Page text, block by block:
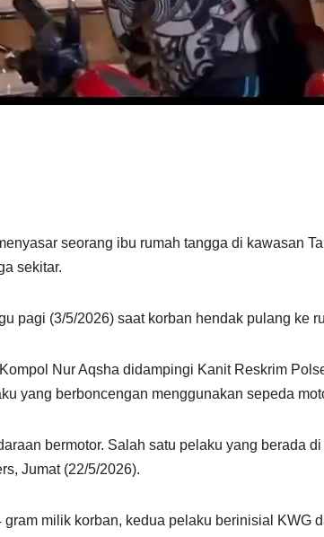
seorang ibu rumah tangga di kawasan
sekitar.
pagi (3/5/2026) saat korban hendak pulang ke
Nur Aqsha didampingi Kanit Reskrim
yang berboncengan menggunakan sepeda
bermotor. Salah satu pelaku yang berada
Jumat (22/5/2026).
milik korban, kedua pelaku berinisial KWG